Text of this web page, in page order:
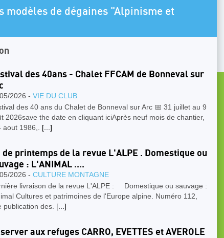
Programme Escalade SAE 2026-2027
des 40ans - Chalet FFCAM de Bonneval sur
2026 - VIE DU CLUB
des 40 ans du Chalet de Bonneval sur Arc 📅 31 juillet au 9
2026save the date en cliquant iciAprès neuf mois de chantier,
aout 1986,. [...]
de printemps de la revue L'ALPE . Domestique ou
: L'ANIMAL ....
2026 - CULTURE MONTAGNE
livraison de la revue L'ALPE : Domestique ou sauvage :
Cultures et patrimoines de l'Europe alpine. Numéro 112,
publication des. [...]
aux refuges CARRO, EVETTES et AVEROLE